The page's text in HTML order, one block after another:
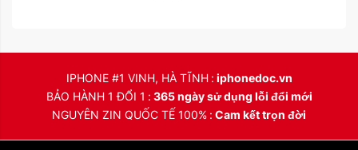
IPHONE #1 VINH, HÀ TĨNH
iphonedoc.vn
BẢO HÀNH 1 ĐỔI 1
365 ngày sử dụng lỗi đổi mới
NGUYÊN ZIN QUỐC TẾ 100% Cam kết trọn đời